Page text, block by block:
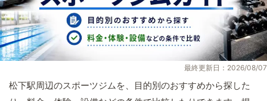
最終更新日：2026/08/07
松下駅周辺のスポーツジムを、目的別のおすすめから探した